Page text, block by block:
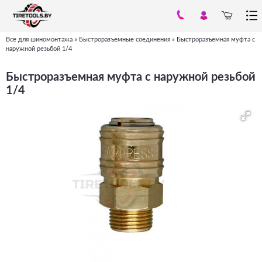
Вы
Все для шиномонтажа » Быстроразъемные соединения » Быстроразъемная муфта с
наружной резьбой 1/4
Быстроразъемная муфта с наружной резьбой
1/4